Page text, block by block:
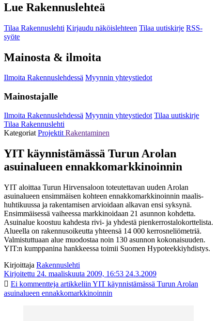
Lue Rakennuslehteä
Tilaa Rakennuslehti Kirjaudu näköislehteen Tilaa uutiskirje RSS-
syöte
Mainosta & ilmoita
Ilmoita Rakennuslehdessä Myynnin yhteystiedot
Mainostajalle
Ilmoita Rakennuslehdessä Myynnin yhteystiedot Tilaa uutiskirje
Tilaa Rakennuslehti
Kategoriat Projektit Rakentaminen
YIT käynnistämässä Turun Arolan
asuinalueen ennakkomarkkinoinnin
YIT aloittaa Turun Hirvensaloon toteutettavan uuden Arolan
asuinalueen ensimmäisen kohteen ennakkomarkkinoinnin maalis-
huhtikuussa ja rakentamisen arvioidaan alkavan ensi syksynä.
Ensimmäisessä vaiheessa markkinoidaan 21 asunnon kohdetta.
Asuinalue koostuu kahdesta rivi- ja yhdestä pienkerrostalokorttelista.
Alueella on rakennusoikeutta yhteensä 14 000 kerrosneliömetriä.
Valmistuttuaan alue muodostaa noin 130 asunnon kokonaisuuden.
YIT:n kumppanina hankkeessa toimii Suomen Hypoteekkiyhdistys.
Kirjoittaja Rakennuslehti
Kirjoitettu 24. maaliskuuta 2009, 16:53 24.3.2009
Ei kommentteja artikkeliin YIT käynnistämässä Turun Arolan
asuinalueen ennakkomarkkinoinnin